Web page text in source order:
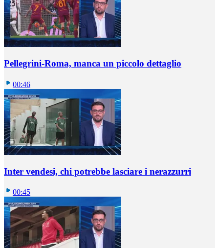
Pellegrini-Roma, manca un piccolo dettaglio
00:46
Inter vendesi, chi potrebbe lasciare i nerazzurri
00:45